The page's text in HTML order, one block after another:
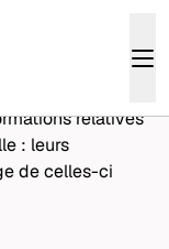
relatives
: leurs
de celles-ci